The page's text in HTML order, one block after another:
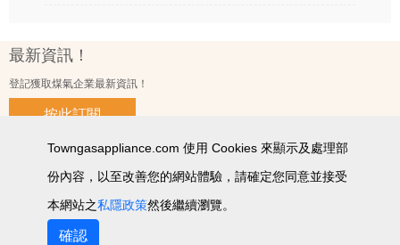
最新資訊！
登記獲取煤氣企業最新資訊！
按此訂閱
使用條款及細則 私隱政策聲明
個人資料收集聲明
Towngasappliance.com 使用 Cookies 來顯示及處理部
份內容，以至改善您的網站體驗，請確定您同意並接受
本網站之私隱政策然後繼續瀏覽。
確認